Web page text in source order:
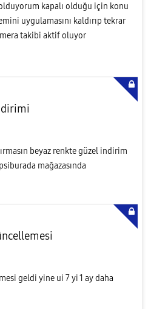
kapalı olduğu için konu
uygulamasını kaldırıp tekrar
takibi aktif oluyor
beyaz renkte güzel indirim
mağazasında
geldi yine ui 7 yi 1 ay daha